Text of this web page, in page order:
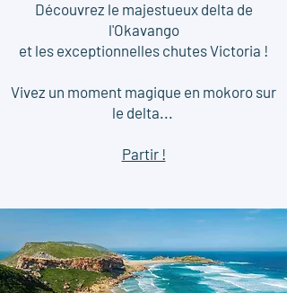
Découvrez le majestueux delta de
l'Okavango
et les exceptionnelles chutes Victoria !
Vivez un moment magique en mokoro sur
le delta...
Partir !